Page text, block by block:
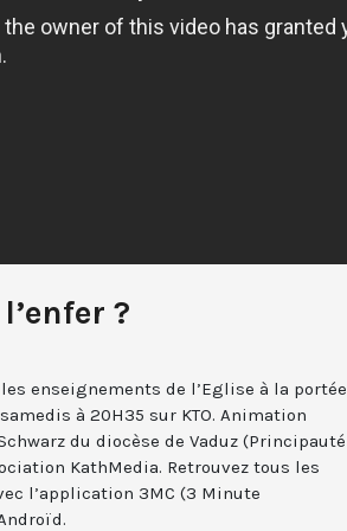
?
enseignements de l’Eglise à la portée
à 20H35 sur KTO. Animation
du diocèse de Vaduz (Principauté
KathMedia. Retrouvez tous les
l’application 3MC (3 Minute